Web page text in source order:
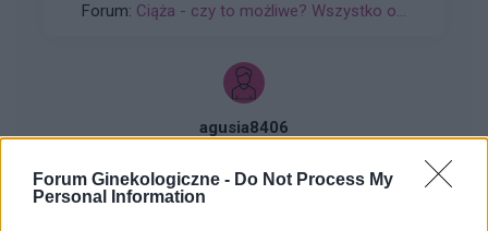
Forum Ginekologiczne - Do Not Process My
Personal Information
pozytywny czy to kreska parowa
Forum: Ciąża - czy to możliwe? Wszystko o...
agusia8406
Śluz z krwia